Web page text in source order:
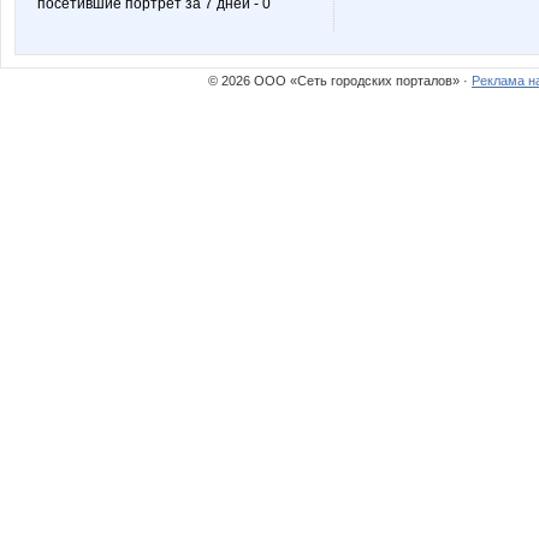
© 2026 ООО «Сеть городских порталов» · Реклама